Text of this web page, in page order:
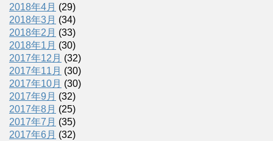
2018年4月 (29)
2018年3月 (34)
2018年2月 (33)
2018年1月 (30)
2017年12月 (32)
2017年11月 (30)
2017年10月 (30)
2017年9月 (32)
2017年8月 (25)
2017年7月 (35)
2017年6月 (32)